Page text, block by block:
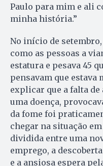
Paulo para mim e ali
minha história.”
No início de
como as pessoas a
estatura e pesava 45
pensavam que estava
explicar que a falta de
uma doença,
da fome foi
chegar na situação
dividida entre uma
emprego, a
e a ansiosa espera